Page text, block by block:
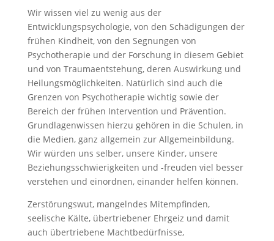
Wir wissen viel zu wenig aus der
Entwicklungspsychologie, von den Schädigungen der
frühen Kindheit, von den Segnungen von
Psychotherapie und der Forschung in diesem Gebiet
und von Traumaentstehung, deren Auswirkung und
Heilungsmöglichkeiten. Natürlich sind auch die
Grenzen von Psychotherapie wichtig sowie der
Bereich der frühen Intervention und Prävention.
Grundlagenwissen hierzu gehören in die Schulen, in
die Medien, ganz allgemein zur Allgemeinbildung.
Wir würden uns selber, unsere Kinder, unsere
Beziehungsschwierigkeiten und -freuden viel besser
verstehen und einordnen, einander helfen können.
Zerstörungswut, mangelndes Mitempfinden,
seelische Kälte, übertriebener Ehrgeiz und damit
auch übertriebene Machtbedürfnisse,